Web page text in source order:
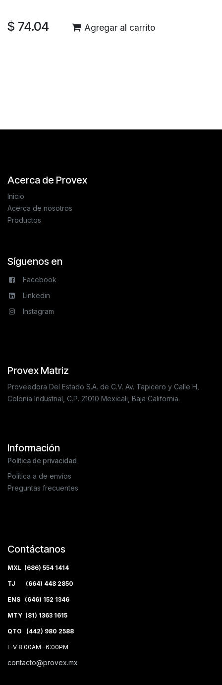
$ 74.04 Agregar al carrito
Acerca de Provex
Inicio
Acerca de nosotros
Productos
Síguenos en
Facebook
Linkedin
Instagram
Provex Matriz
Proveedora Del Estado S.A. de C.V. Av. Tapicero y Calle H,
Colonia Industrial, C.P. 21010 Mexicali, Baja California.
Información
Política de privacidad
Política a de envíos
Preguntas frecuentes
Contáctanos
MXL (686) 554 1414
TJ (664) 448 2850
ENS (646) 152 1346
MTY (81) 1363 1615
QTO (442) 980 2588
L-V 8:00AM -6:00PM
contacto@provex.mx